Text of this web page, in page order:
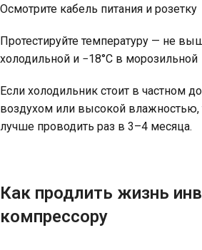
Осмотрите кабель питания и розетку
Протестируйте температуру — не
холодильной и −18°C в морозильной
Если холодильник стоит в частном
воздухом или высокой влажностью,
лучше проводить раз в 3–4 месяца.
Как продлить жизнь
компрессору